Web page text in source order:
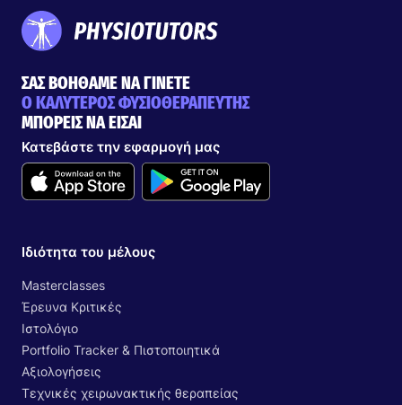
ΣΑΣ ΒΟΗΘΑΜΕ ΝΑ ΓΙΝΕΤΕ
Ο ΚΑΛΥΤΕΡΟΣ ΦΥΣΙΟΘΕΡΑΠΕΥΤΗΣ
ΜΠΟΡΕΙΣ ΝΑ ΕΙΣΑΙ
Κατεβάστε την εφαρμογή μας
Ιδιότητα του μέλους
Masterclasses
Έρευνα Κριτικές
Ιστολόγιο
Portfolio Tracker & Πιστοποιητικά
Αξιολογήσεις
Τεχνικές χειρωνακτικής θεραπείας